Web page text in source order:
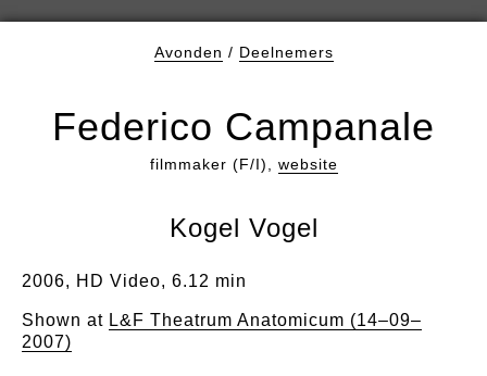
Avonden / Deelnemers
Federico Campanale
filmmaker (F/I), website
Kogel Vogel
2006, HD Video, 6.12 min
Shown at L&F Theatrum Anatomicum (14–09–
2007)